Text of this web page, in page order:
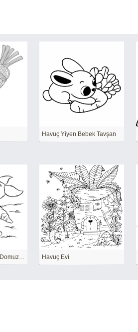
Havuç Yiyen Bebek Tavşan
Büyük Havuç Tutan Domuz Yavrusu Havuç Evi